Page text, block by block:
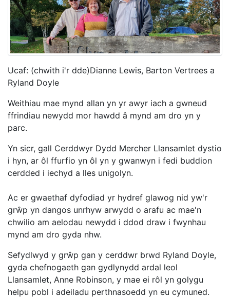
Ucaf: (chwith i'r dde)Dianne Lewis, Barton Vertrees a
Ryland Doyle
Weithiau mae mynd allan yn yr awyr iach a gwneud
ffrindiau newydd mor hawdd â mynd am dro yn y
parc.
Yn sicr, gall Cerddwyr Dydd Mercher Llansamlet dystio
i hyn, ar ôl ffurfio yn ôl yn y gwanwyn i fedi buddion
cerdded i iechyd a lles unigolyn.
Ac er gwaethaf dyfodiad yr hydref glawog nid yw'r
grŵp yn dangos unrhyw arwydd o arafu ac mae'n
chwilio am aelodau newydd i ddod draw i fwynhau
mynd am dro gyda nhw.
Sefydlwyd y grŵp gan y cerddwr brwd Ryland Doyle,
gyda chefnogaeth gan gydlynydd ardal leol
Llansamlet, Anne Robinson, y mae ei rôl yn golygu
helpu pobl i adeiladu perthnasoedd yn eu cymuned.